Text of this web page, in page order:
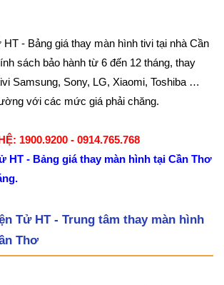
- Bảng giá thay màn hình tivi tại nhà Cần
sách bảo hành từ 6 đến 12 tháng, thay
Samsung, Sony, LG, Xiaomi, Toshiba …
với các mức giá phải chăng.
1900.9200 - 0914.765.768
HT - Bảng giá thay màn hình tại Cần Thơ
Tử HT - Trung tâm thay màn hình
Thơ